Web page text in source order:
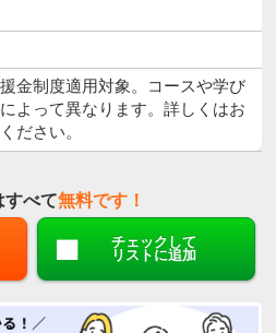
金制度適用対象。コースや学び
よって異なります。詳しくはお
ださい。
すべて無料です！
チェックして
リストに追加